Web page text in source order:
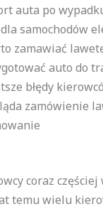
auta po
samochodów
zamawiać
auto do
błędy
zamówienie
coraz
temu wielu